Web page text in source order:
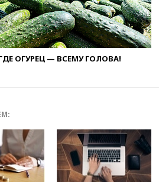
ОГУРЕЦ — ВСЕМУ ГОЛОВА!